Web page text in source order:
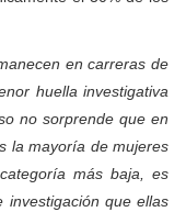
en carreras de
huella investigativa
no sorprende que en
la mayoría de mujeres
más baja, es
investigación que ellas